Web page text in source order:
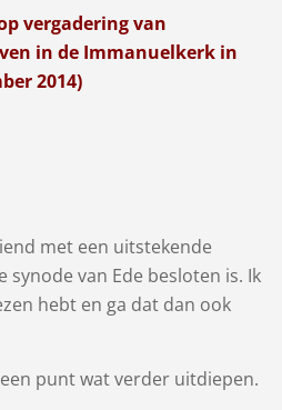
vergadering van
in de Immanuelkerk in
2014)
met een uitstekende
synode van Ede besloten is. Ik
hebt en ga dat dan ook
punt wat verder uitdiepen.